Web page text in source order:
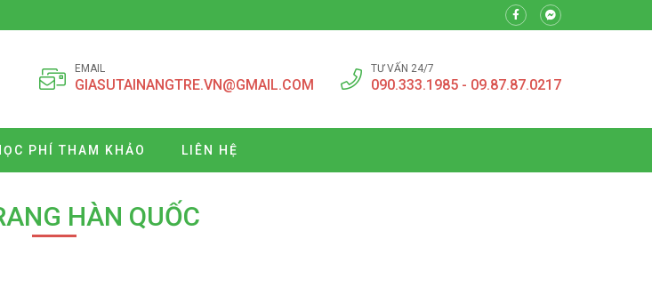
EMAIL
GIASUTAINANGTRE.VN@GMAIL.COM
TƯ VẤN 24/7
090.333.1985 - 09.87.87.0217
PHÍ THAM KHẢO LIÊN HỆ
HÀN QUỐC